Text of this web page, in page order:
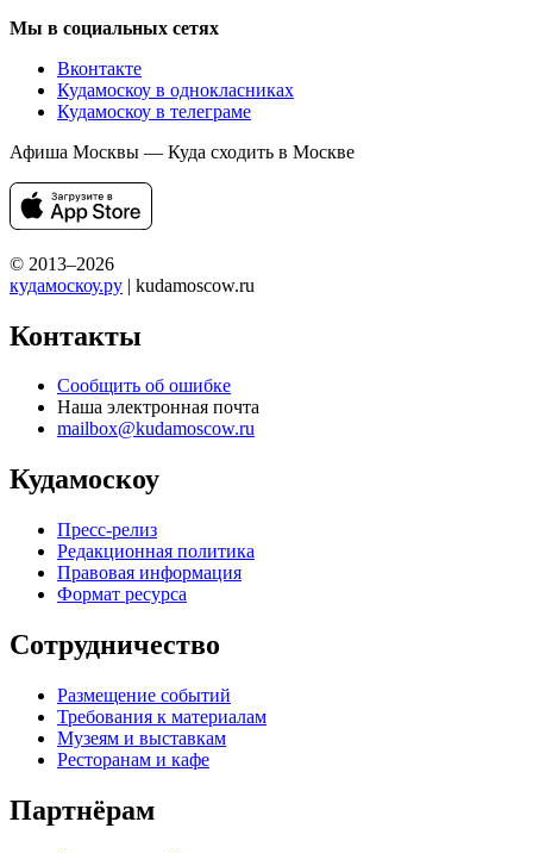
Мы в социальных сетях
Вконтакте
Кудамоскоу в однокласниках
Кудамоскоу в телеграме
Афиша Москвы — Куда сходить в Москве
© 2013–2026
кудамоскоу.ру | kudamoscow.ru
Контакты
Сообщить об ошибке
Наша электронная почта
mailbox@kudamoscow.ru
Кудамоскоу
Пресс-релиз
Редакционная политика
Правовая информация
Формат ресурса
Сотрудничество
Размещение событий
Требования к материалам
Музеям и выставкам
Ресторанам и кафе
Партнёрам